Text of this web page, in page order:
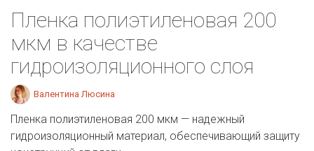
Пленка полиэтиленовая 200
мкм в качестве
гидроизоляционного слоя
Валентина Люсина
Пленка полиэтиленовая 200 мкм — надежный
гидроизоляционный материал, обеспечивающий защиту